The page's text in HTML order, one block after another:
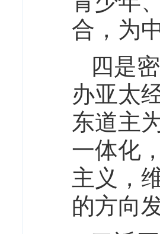
合，为
四是
办亚太
东道主
一体化
主义，
的方向